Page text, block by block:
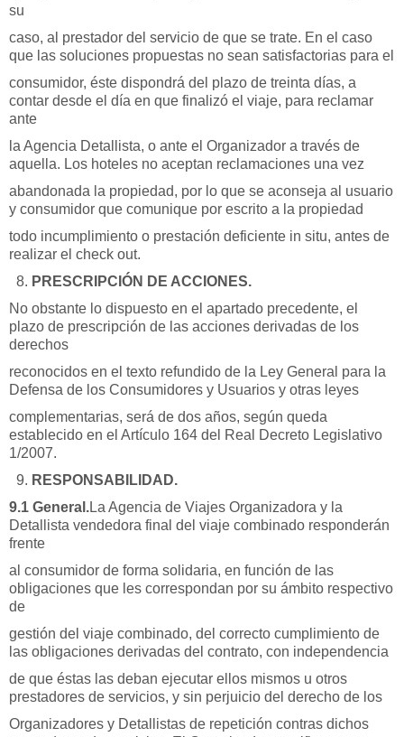
su
caso, al prestador del servicio de que se trate. En el caso
que las soluciones propuestas no sean satisfactorias para el
consumidor, éste dispondrá del plazo de treinta días, a
contar desde el día en que finalizó el viaje, para reclamar
ante
la Agencia Detallista, o ante el Organizador a través de
aquella. Los hoteles no aceptan reclamaciones una vez
abandonada la propiedad, por lo que se aconseja al usuario
y consumidor que comunique por escrito a la propiedad
todo incumplimiento o prestación deficiente in situ, antes de
realizar el check out.
PRESCRIPCIÓN DE ACCIONES.
No obstante lo dispuesto en el apartado precedente, el
plazo de prescripción de las acciones derivadas de los
derechos
reconocidos en el texto refundido de la Ley General para la
Defensa de los Consumidores y Usuarios y otras leyes
complementarias, será de dos años, según queda
establecido en el Artículo 164 del Real Decreto Legislativo
1/2007.
RESPONSABILIDAD.
9.1 General.La Agencia de Viajes Organizadora y la
Detallista vendedora final del viaje combinado responderán
frente
al consumidor de forma solidaria, en función de las
obligaciones que les correspondan por su ámbito respectivo
de
gestión del viaje combinado, del correcto cumplimiento de
las obligaciones derivadas del contrato, con independencia
de que éstas las deban ejecutar ellos mismos u otros
prestadores de servicios, y sin perjuicio del derecho de los
Organizadores y Detallistas de repetición contras dichos